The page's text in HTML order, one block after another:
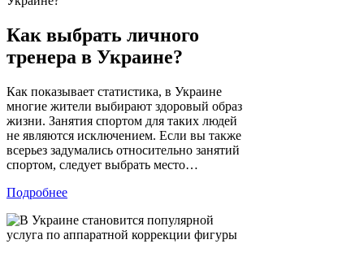
Как выбрать личного
тренера в Украине?
Как показывает статистика, в Украине
многие жители выбирают здоровый образ
жизни. Занятия спортом для таких людей
не являются исключением. Если вы также
всерьез задумались относительно занятий
спортом, следует выбрать место…
Подробнее